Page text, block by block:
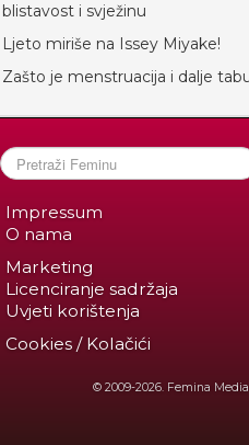
blistavost i svježinu
Ljeto miriše na Issey Miyake!
Zašto je menstruacija i dalje
Impressum
O nama
Marketing
Licenciranje sadržaja
Uvjeti korištenja
Cookies / Kolačići
© 2009-2026. Femina